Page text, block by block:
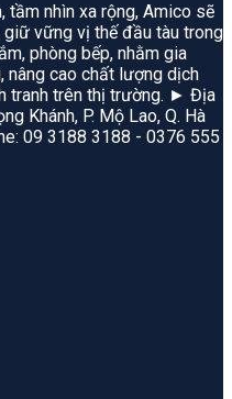
tầm nhìn xa rộng, Amico sẽ
vững vị thế đầu tàu trong
phòng bếp, nhằm gia
nâng cao chất lượng dịch
tranh trên thị trường. ► Địa
Khánh, P. Mộ Lao, Q. Hà
09 3188 3188 - 0376 555